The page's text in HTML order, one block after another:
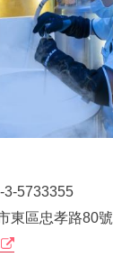
3-5733355
東區忠孝路80號